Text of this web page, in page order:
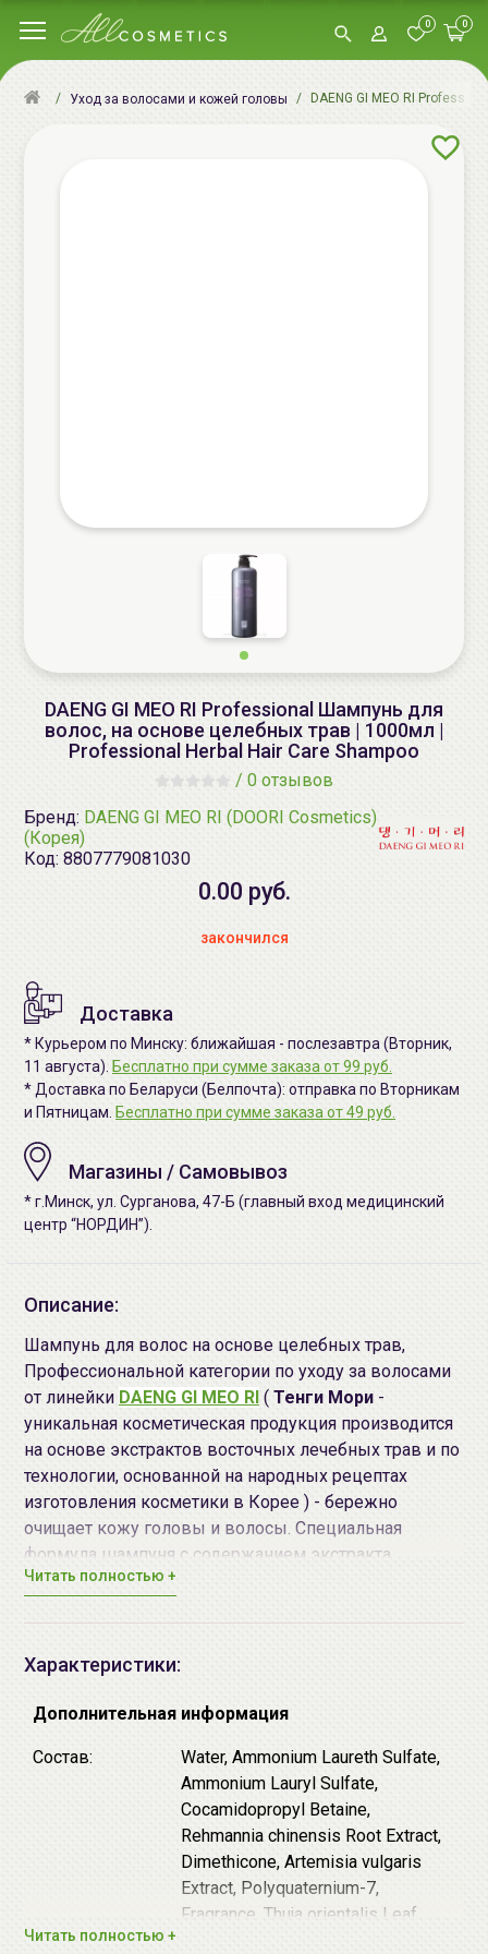
0 0
Уход за волосами и кожей головы DAENG GI MEO RI
DAENG GI MEO RI Professional Шампунь для
волос, на основе целебных трав | 1000мл |
Professional Herbal Hair Care Shampoo
/ 0 отзывов
Бренд: DAENG GI MEO RI (DOORI Cosmetics)
(Корея)
Код: 8807779081030
0.00 руб.
закончился
Доставка
* Курьером по Минску: ближайшая - послезавтра (Вторник,
11 августа). Бесплатно при сумме заказа от 99 руб.
* Доставка по Беларуси (Белпочта): отправка по Вторникам
и Пятницам. Бесплатно при сумме заказа от 49 руб.
Магазины / Самовывоз
* г.Минск, ул. Сурганова, 47-Б (главный вход медицинский
центр “НОРДИН”).
Описание:
Шампунь для волос на основе целебных трав,
Профессиональной категории по уходу за волосами
от линейки DAENG GI MEO RI ( Тенги Мори -
уникальная косметическая продукция производится
на основе экстрактов восточных лечебных трав и по
технологии, основанной на народных рецептах
изготовления косметики в Корее ) - бережно
очищает кожу головы и волосы. Специальная
формула шампуня с содержанием экстракта
Женьшеня и сибирской хризантемы направлена на
приятно освежает и тонизирует, а витамин B5
Шампунь подходит для ежедневного применения.
Способ применения:Нанесите небольшое
количество шампуня на влажные волосы,
помассируйте несколько минут круговыми
движениями. Тщательно смойте.
Наибольшего эффекта можно добиться применяя
шампунь совместно скондиционером для волос
DAENG GI MEO RI Professional Herbal Hair Care
Treatment.
Читать полностью +
Характеристики:
Дополнительная информация
Состав:
Water, Ammonium Laureth Sulfate,
Ammonium Lauryl Sulfate,
Cocamidopropyl Betaine,
Rehmannia chinensis Root Extract,
Dimethicone, Artemisia vulgaris
Extract, Polyquaternium-7,
Fragrance, Thuja orientalis Leaf
Читать полностью +